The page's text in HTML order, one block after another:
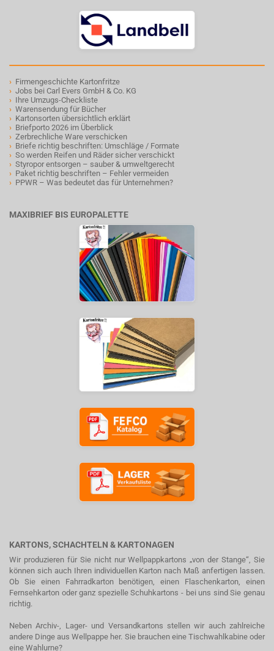
› Firmengeschichte Kartonfritze
› Jobs bei Carl Evers GmbH & Co. KG
› Ihre Umzugs-Checkliste
› Warensendung für Bücher
› Kartonsorten übersichtlich erklärt
› Briefporto 2026 im Überblick
› Zerbrechliche Ware verschicken
› Briefe richtig beschriften: Umschläge / Formate
› So werden Reifen und Räder sicher verschickt
› Styropor entsorgen – sauber & umweltgerecht
› Paket richtig beschriften – Fehler vermeiden
› PPWR – Was bedeutet das für Unternehmen?
MAXIBRIEF BIS EUROPALETTE
KARTONS, SCHACHTELN & KARTONAGEN
Wir produzieren für Sie nicht nur Wellpappkartons „von der Stange“, Sie
können sich auch Ihren individuellen Karton nach Maß anfertigen lassen.
Ob Sie einen Fahrradkarton benötigen, einen Flaschenkarton, einen
Fernsehkarton oder ganz spezielle Schuhkartons - bei uns sind Sie genau
richtig.
Neben Archiv-, Lager- und Versandkartons stellen wir auch zahlreiche
andere Dinge aus Wellpappe her. Sie brauchen eine Tischwahlkabine oder
eine Wahlurne?